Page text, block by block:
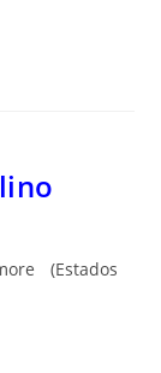
(Estados